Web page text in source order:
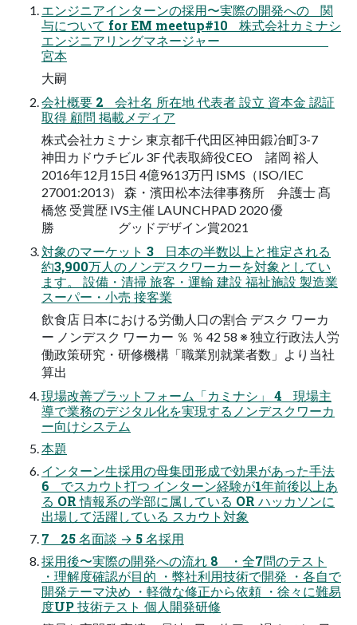
エンジニアインターンの採用〜実際の開発への 関
与について for EM meetup#10 株式会社カミナシ
エンジニアリングマネージャー
宮本
大嗣
会社概要 2 会社名 所在地 代表者 設立 資本金 認証
取得 顧問 掲載メディア
株式会社カミナシ 東京都千代田区神田鍛冶町3-7
神田カドウチビル 3F 代表取締役CEO 諸岡 裕人
2016年12月15日 4億9613万円 ISMS（ISO/IEC
27001:2013） 森・濱田松本法律事務所 弁護士 髙
橋悠 受賞歴 IVS主催 LAUNCHPAD 2020 優
勝 グッドデザイン賞2021
対象のマーケット 3 日本の半数以上と推定される
約3,900万人のノンデスクワーカーを対象としてい
ます。 設備・清掃 旅客・運輸 建設 福祉施設 製造業
スーパー・小売 接客業
飲食店 日本における労働人口の割合 デスク ワーカ
ー ノンデスク ワーカー ％ ％ 42 58 ※ 独立行政法人労
働政策研究・研修機構「職業別就業者数」より当社
算出
現場改善プラットフォーム「カミナシ」 4 現場主
導で業務のデジタル化を実現するノンデスクワーカ
ー向けシステム
本題
インターン生採用の母集団形成で効果があった手法
6 でスカウト打つ インターン経験が1年前後以上あ
る OR 情報系の学部に属している OR ハッカソンに
出場して活躍している スカウト対象
7 25 名面談 → 5 名採用
採用後〜実際の開発への流れ 8 ・全7問のテスト
・理解度確認が目的 ・弊社利用技術で開発 ・各自で
開発テーマ決め ・軽微な修正から依頼 ・徐々に難易
度UP 技術テスト 個人開発研修